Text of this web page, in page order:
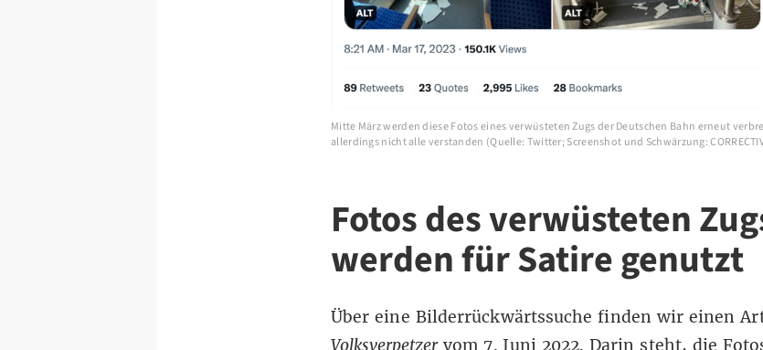
Mitte März werden diese Fotos eines verwüsteten Zugs der Deutschen Bahn erneut
allerdings nicht alle verstanden (Quelle: Twitter; Screenshot und Schwärzung:
Fotos des verwüsteten
werden für Satire genutzt
Über eine Bilderrückwärtssuche finden wir einen
Volksverpetzervom 7. Juni 2022. Darin steht, die